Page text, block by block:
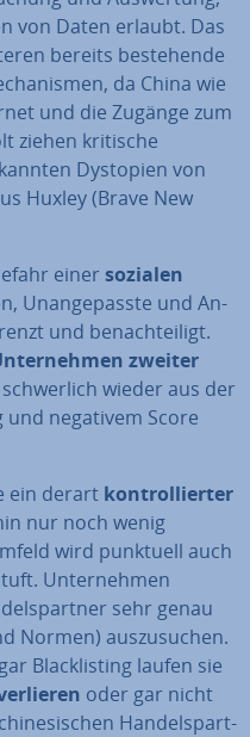
von Daten erlaubt. Das
bereits be­stehen­de
da China wie
und die Zugänge zum
ziehen kritische
Dystopien von
Huxley (Brave New
einer sozialen
Un­an­ge­pass­te und An­
und be­nach­tei­ligt.
zweiter
wieder aus der
negativem Score
ein derart kon­trol­lier­ter
nur noch wenig
wird punktuell auch
Un­ter­neh­men
sehr genau
Normen) aus­zu­su­chen.
Black­lis­ting laufen sie
oder gar nicht
Han­dels­part­